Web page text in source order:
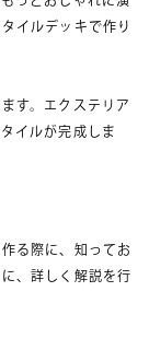
イルデッキで作り
す。エクステリア
イルが完成しま
る際に、知ってお
、詳しく解説を行